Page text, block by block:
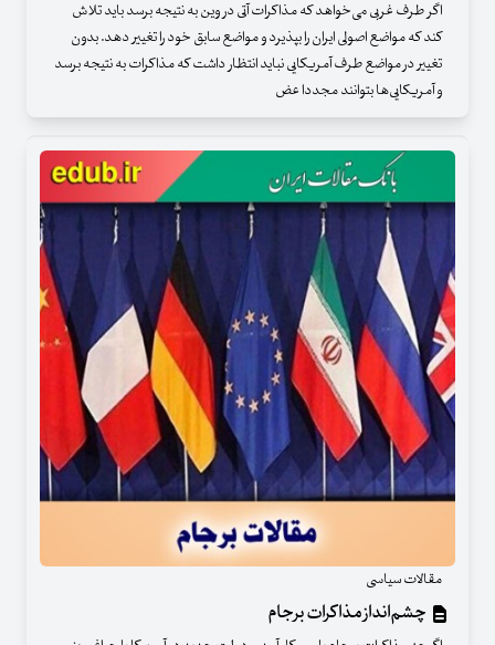
اگر طرف غربی می‌خواهد که مذاکرات آتی در وین به نتیجه برسد باید تلاش
کند که مواضع اصولی ایران را بپذیرد و مواضع سابق خود را تغییر دهد. بدون
تغییر در مواضع طرف آمریکایی نباید انتظار داشت که مذاکرات به نتیجه برسد
و آمریکایی‌ها بتوانند مجددا عض
مقالات سیاسی
چشم‌انداز مذاکرات برجام